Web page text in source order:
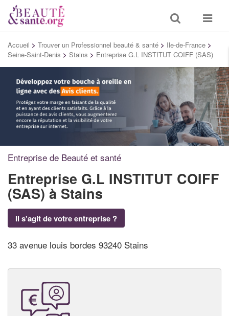
Toggle
search
Toggle
Accueil > Trouver un Professionnel beauté & santé > Ile-de-France >
Seine-Saint-Denis > Stains > Entreprise G.L INSTITUT COIFF (SAS)
Entreprise de Beauté et santé
Entreprise G.L INSTITUT COIFF
(SAS)à Stains
Il s'agit de votre entreprise ?
33 avenue louis bordes 93240 Stains